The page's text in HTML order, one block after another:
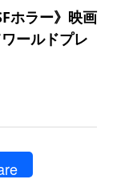
ホラー》映画
ールドプレ